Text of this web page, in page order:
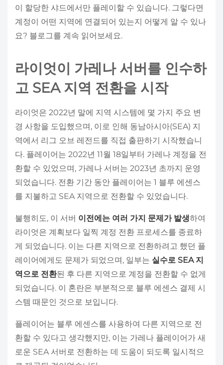
이 할당한 샤드에서만 플레이할 수 있습니다. 그렇다면
계정이 어떤 지역에 연결되어 있는지 어떻게 알 수 있나
요? 블로그를 계속 읽어보세요.
라이엇이 가레나 서버를 인수하
고 SEA 지역 전환을 시작
라이엇은 2022년 말에 지역 시스템에 몇 가지 주요 변
경 사항을 도입했으며, 이로 인해 동남아시아(SEA) 지
역에서 리그 오브 레전드를 직접 출판하기 시작했습니
다. 플레이어는 2022년 11월 18일부터 가레나 계정을 전
환할 수 있었으며, 가레나 서버는 2023년 초까지 운영
되었습니다. 전환 기간 동안 플레이어는 1 블루 에센스
를 지불하고 SEA 지역으로 전환할 수 있었습니다.
불행히도, 이 서버 이전에는 여러 가지 문제가 발생하여
라이엇은 계획보다 일찍 계정 전환 프로세스를 종료하
게 되었습니다. 이는 다른 지역으로 전환하려고 했던 플
레이어에게도 문제가 되었으며, 일부는 실수로 SEA 지
역으로 전환된 후 다른 지역으로 계정을 전환할 수 없게
되었습니다. 이 혼란은 부분적으로 블루 에센스 결제 시
스템 때문인 것으로 보입니다.
플레이어는 블루 에센스를 사용하여 다른 지역으로 전
환할 수 있다고 생각했지만, 이는 가레나 플레이어가 새
로운 SEA 서버로 전환하는 데 도움이 되도록 일시적으